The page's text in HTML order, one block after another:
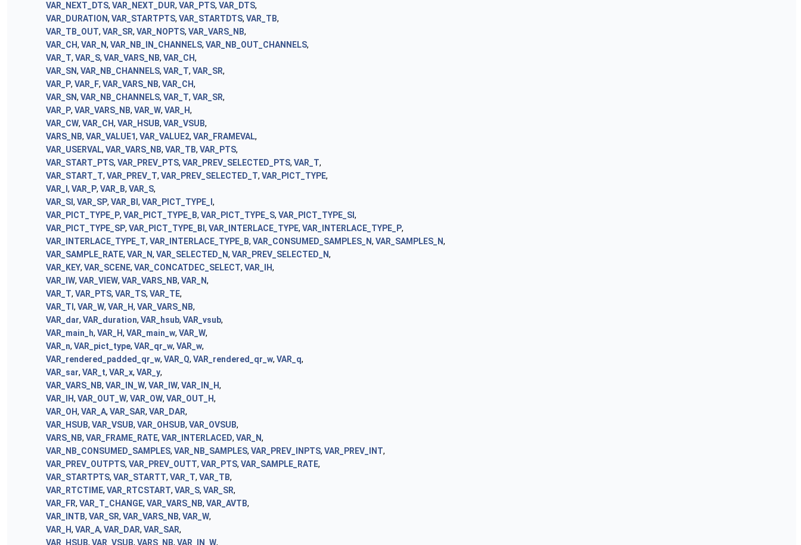
VAR_NEXT_DTS, VAR_NEXT_DUR, VAR_PTS, VAR_DTS,
VAR_DURATION, VAR_STARTPTS, VAR_STARTDTS, VAR_TB,
VAR_TB_OUT, VAR_SR, VAR_NOPTS, VAR_VARS_NB,
VAR_CH, VAR_N, VAR_NB_IN_CHANNELS, VAR_NB_OUT_CHANNELS,
VAR_T, VAR_S, VAR_VARS_NB, VAR_CH,
VAR_SN, VAR_NB_CHANNELS, VAR_T, VAR_SR,
VAR_P, VAR_F, VAR_VARS_NB, VAR_CH,
VAR_SN, VAR_NB_CHANNELS, VAR_T, VAR_SR,
VAR_P, VAR_VARS_NB, VAR_W, VAR_H,
VAR_CW, VAR_CH, VAR_HSUB, VAR_VSUB,
VARS_NB, VAR_VALUE1, VAR_VALUE2, VAR_FRAMEVAL,
VAR_USERVAL, VAR_VARS_NB, VAR_TB, VAR_PTS,
VAR_START_PTS, VAR_PREV_PTS, VAR_PREV_SELECTED_PTS, VAR_T,
VAR_START_T, VAR_PREV_T, VAR_PREV_SELECTED_T, VAR_PICT_TYPE,
VAR_I , VAR_P, VAR_B, VAR_S,
VAR_SI , VAR_SP, VAR_BI , VAR_PICT_TYPE_I ,
VAR_PICT_TYPE_P, VAR_PICT_TYPE_B, VAR_PICT_TYPE_S, VAR_PICT_TYPE_SI ,
VAR_PICT_TYPE_SP, VAR_PICT_TYPE_BI , VAR_INTERLACE_TYPE, VAR_INTERLACE_TYPE_P,
VAR_INTERLACE_TYPE_T, VAR_INTERLACE_TYPE_B, VAR_CONSUMED_SAMPLES_N, VAR_SAMPLES_N,
VAR_SAMPLE_RATE, VAR_N, VAR_SELECTED_N, VAR_PREV_SELECTED_N,
VAR_KEY, VAR_SCENE, VAR_CONCATDEC_SELECT, VAR_IH,
VAR_IW, VAR_VIEW, VAR_VARS_NB, VAR_N,
VAR_T, VAR_PTS, VAR_TS, VAR_TE,
VAR_TI , VAR_W, VAR_H, VAR_VARS_NB,
VAR_dar, VAR_duration, VAR_hsub, VAR_vsub,
VAR_main_h, VAR_H, VAR_main_w, VAR_W,
VAR_n, VAR_pict_type, VAR_qr_w, VAR_w,
VAR_rendered_padded_qr_w, VAR_Q, VAR_rendered_qr_w, VAR_q,
VAR_sar, VAR_t, VAR_x, VAR_y,
VAR_VARS_NB, VAR_IN_W, VAR_IW, VAR_IN_H,
VAR_IH, VAR_OUT_W, VAR_OW, VAR_OUT_H,
VAR_OH, VAR_A, VAR_SAR, VAR_DAR,
VAR_HSUB, VAR_VSUB, VAR_OHSUB, VAR_OVSUB,
VARS_NB, VAR_FRAME_RATE, VAR_INTERLACED, VAR_N,
VAR_NB_CONSUMED_SAMPLES, VAR_NB_SAMPLES, VAR_PREV_INPTS, VAR_PREV_INT,
VAR_PREV_OUTPTS, VAR_PREV_OUTT, VAR_PTS, VAR_SAMPLE_RATE,
VAR_STARTPTS, VAR_STARTT, VAR_T, VAR_TB,
VAR_RTCTIME, VAR_RTCSTART, VAR_S, VAR_SR,
VAR_FR, VAR_T_CHANGE, VAR_VARS_NB, VAR_AVTB,
VAR_INTB, VAR_SR, VAR_VARS_NB, VAR_W,
VAR_H, VAR_A, VAR_DAR, VAR_SAR,
VAR_HSUB, VAR_VSUB, VARS_NB, VAR_IN_W,